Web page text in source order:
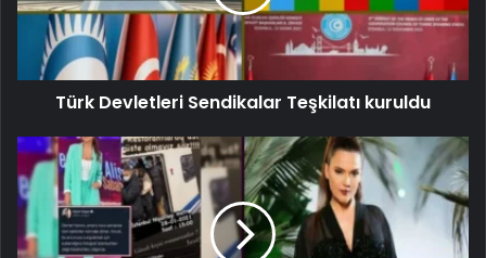
Türk Devletleri Sendikalar Teşkilatı kuruldu